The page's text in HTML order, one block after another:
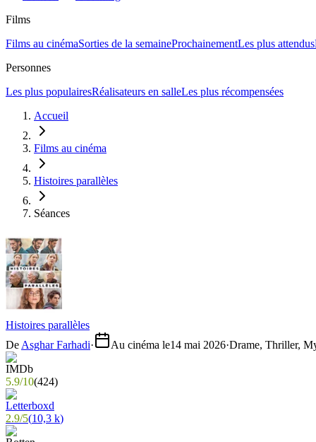
Films
Films au cinémaSorties de la semaineProchainementLes plus attendus
Personnes
Les plus populairesRéalisateurs en salleLes plus récompensées
Accueil
Films au cinéma
Histoires parallèles
Séances
Histoires parallèles
De Asghar Farhadi· Au cinéma le14 mai 2026·Drame, Thriller,
5.9/10(424)
2.9/5(10,3 k)